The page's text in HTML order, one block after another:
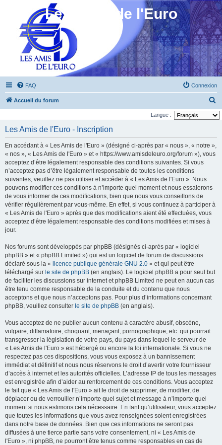
Les Amis de l'Euro
FAQ Connexion
Accueil du forum
e
Langue :
Les Amis de l'Euro - Inscription
En accédant à « Les Amis de l'Euro » (désigné ci-après par « nous », « notre »,
« nos », « Les Amis de l'Euro » et « https://www.amisdeleuro.org/forum »), vous
acceptez d’être légalement responsable des conditions suivantes. Si vous
n’acceptez pas d’être légalement responsable de toutes les conditions
suivantes, veuillez ne pas utiliser et accéder à « Les Amis de l'Euro ». Nous
pouvons modifier ces conditions à n’importe quel moment et nous essaierons
de vous informer de ces modifications, bien que nous vous conseillons de
vérifier régulièrement par vous-même. En effet, si vous continuez à participer à
« Les Amis de l'Euro » après que des modifications aient été effectuées, vous
acceptez d’être légalement responsable des conditions modifiées et mises à
jour.
Nos forums sont développés par phpBB (désignés ci-après par « logiciel
phpBB » et « phpBB Limited ») qui est un logiciel de forum de discussions
déclaré sous la « licence publique générale GNU 2.0 » et qui peut être
téléchargé sur le site de phpBB (en anglais). Le logiciel phpBB a pour seul but
de faciliter les discussions sur internet et phpBB Limited ne peut en aucun cas
être tenu comme responsable de la conduite et du contenu que nous
acceptons et que nous n’acceptons pas. Pour plus d’informations concernant
phpBB, veuillez consulter le site de phpBB (en anglais).
Vous acceptez de ne publier aucun contenu à caractère abusif, obscène,
vulgaire, diffamatoire, choquant, menaçant, pornographique, etc. qui pourrait
transgresser la législation de votre pays, du pays dans lequel le serveur de
« Les Amis de l'Euro » est hébergé ou encore la loi internationale. Si vous ne
respectez pas ces dispositions, vous vous exposez à un bannissement
immédiat et définitif et nous nous réservons le droit d’avertir votre fournisseur
d’accès à internet et les autorités officielles. L’adresse IP de tous les messages
est enregistrée afin d’aider au renforcement de ces conditions. Vous acceptez
le fait que « Les Amis de l'Euro » ait le droit de supprimer, de modifier, de
déplacer ou de verrouiller n’importe quel sujet et message à n’importe quel
moment si nous estimons cela nécessaire. En tant qu’utilisateur, vous acceptez
que toutes les informations que vous avez renseignées soient enregistrées
dans notre base de données. Bien que ces informations ne seront pas
diffusées à une tierce partie sans votre consentement, ni « Les Amis de
l'Euro », ni phpBB, ne pourront être tenus comme responsables en cas de